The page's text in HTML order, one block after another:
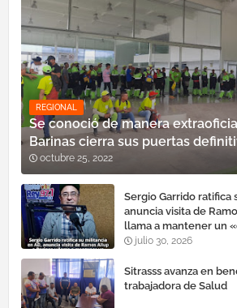
REGIONAL
Se conoció de manera
Barinas cierra sus puertas
octubre 25, 2022
Sergio Garrido ratifica
anuncia visita de
llama a mantener un
cauteloso»
julio 30, 2026
Sitrasss avanza en
trabajadora de Salud